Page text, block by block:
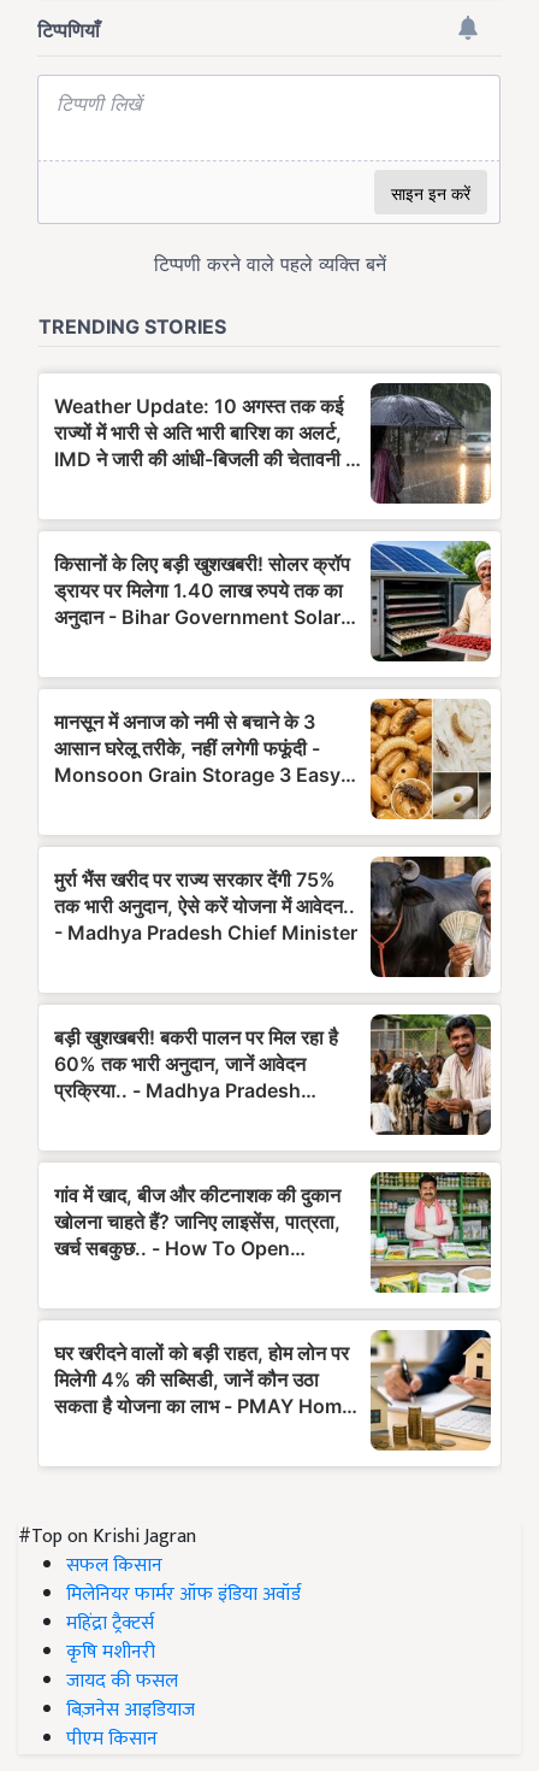
#Top on Krishi Jagran
सफल किसान
मिलेनियर फार्मर ऑफ इंडिया अवॉर्ड
महिंद्रा ट्रैक्टर्स
कृषि मशीनरी
जायद की फसल
बिज़नेस आइडियाज
पीएम किसान